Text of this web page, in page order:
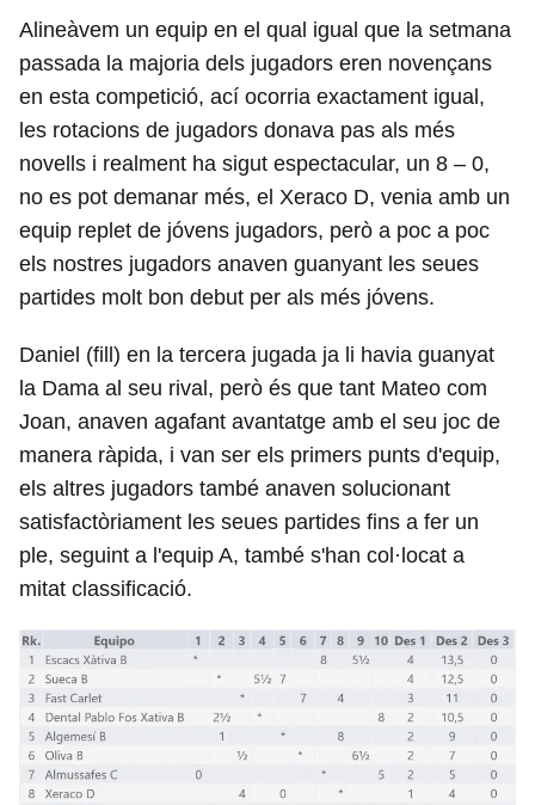
Alineàvem un equip en el qual igual que la setmana
passada la majoria dels jugadors eren novençans
en esta competició, ací ocorria exactament igual,
les rotacions de jugadors donava pas als més
novells i realment ha sigut espectacular, un 8 – 0,
no es pot demanar més, el Xeraco D, venia amb un
equip replet de jóvens jugadors, però a poc a poc
els nostres jugadors anaven guanyant les seues
partides molt bon debut per als més jóvens.
Daniel (fill) en la tercera jugada ja li havia guanyat
la Dama al seu rival, però és que tant Mateo com
Joan, anaven agafant avantatge amb el seu joc de
manera ràpida, i van ser els primers punts d'equip,
els altres jugadors també anaven solucionant
satisfactòriament les seues partides fins a fer un
ple, seguint a l'equip A, també s'han col·locat a
mitat classificació.